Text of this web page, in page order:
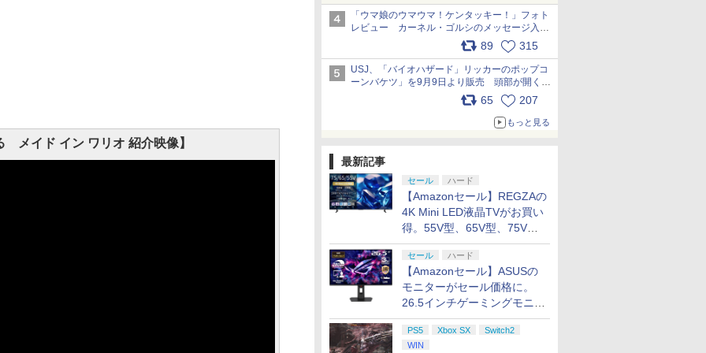
「ウマ娘のウマウマ！ケンタッキー！」フォト
レビュー カーネル・ゴルシのメッセージ入り
パッケージや描き下ろしトレカなどが登場
89 315
USJ、「バイオハザード」リッカーのポップコ
ーンバケツ」を9月9日より販売 頭部が開く仕
組み。味は恐怖を堪のう「味噌フレーバー」
65 207
もっと見る
最新記事
セール ハード
【Amazonセール】REGZAの
4K Mini LED液晶TVがお買い
得。55V型、65V型、75V型
の2026年モデルがラインナ
ップ
セール ハード
【Amazonセール】ASUSの
モニターがセール価格に。
26.5インチゲーミングモニタ
ー「ROG Strix OLED
XG27ACDMS」限定モデルも
お買い得
PS5 Xbox SX
Switch2
WIN
メイド イン ワリオ 紹介映像】